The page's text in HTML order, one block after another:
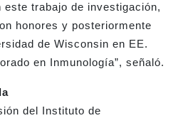
trabajo de investigación,
honores y posteriormente
de Wisconsin en EE.
en Inmunología”, señaló.
del Instituto de